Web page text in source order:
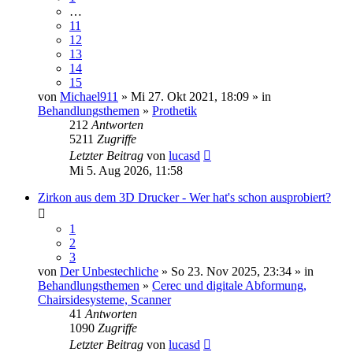
…
11
12
13
14
15
von Michael911 » Mi 27. Okt 2021, 18:09 » in
Behandlungsthemen » Prothetik
212 Antworten
5211 Zugriffe
Letzter Beitrag von lucasd
Mi 5. Aug 2026, 11:58
Zirkon aus dem 3D Drucker - Wer hat's schon ausprobiert?
1
2
3
von Der Unbestechliche » So 23. Nov 2025, 23:34 » in
Behandlungsthemen » Cerec und digitale Abformung,
Chairsidesysteme, Scanner
41 Antworten
1090 Zugriffe
Letzter Beitrag von lucasd